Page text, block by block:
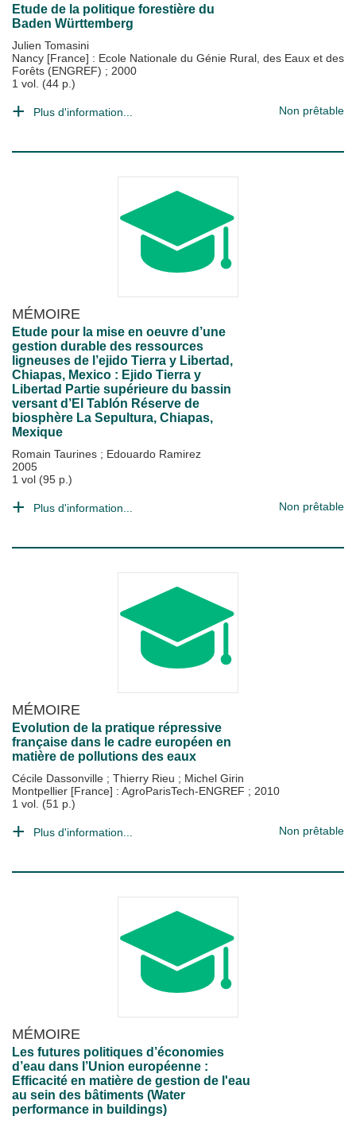
Etude de la politique forestière du
Baden Württemberg
Julien Tomasini
Nancy [France] : Ecole Nationale du Génie Rural, des Eaux et des
Forêts (ENGREF) ; 2000
1 vol. (44 p.)
Plus d'information... Non prêtable
MÉMOIRE
Etude pour la mise en oeuvre d’une
gestion durable des ressources
ligneuses de l’ejido Tierra y Libertad,
Chiapas, Mexico : Ejido Tierra y
Libertad Partie supérieure du bassin
versant d’El Tablón Réserve de
biosphère La Sepultura, Chiapas,
Mexique
Romain Taurines ; Edouardo Ramirez
2005
1 vol (95 p.)
Plus d'information... Non prêtable
MÉMOIRE
Evolution de la pratique répressive
française dans le cadre européen en
matière de pollutions des eaux
Cécile Dassonville ; Thierry Rieu ; Michel Girin
Montpellier [France] : AgroParisTech-ENGREF ; 2010
1 vol. (51 p.)
Plus d'information... Non prêtable
MÉMOIRE
Les futures politiques d’économies
d’eau dans l’Union européenne :
Efficacité en matière de gestion de l'eau
au sein des bâtiments (Water
performance in buildings)